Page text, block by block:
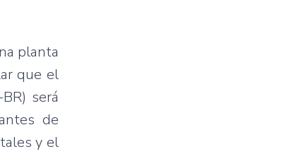
planta
que el
será
de
y el